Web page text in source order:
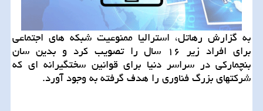
به گزارش رهاتل، استرالیا ممنوعیت شبکه های اجتماعی
برای افراد زیر ۱۶ سال را تصویب کرد و بدین سان
بنچمارکی در سراسر دنیا برای قوانین سختگیرانه ای که
شرکتهای بزرگ فناوری را هدف گرفته به وجود آورد.